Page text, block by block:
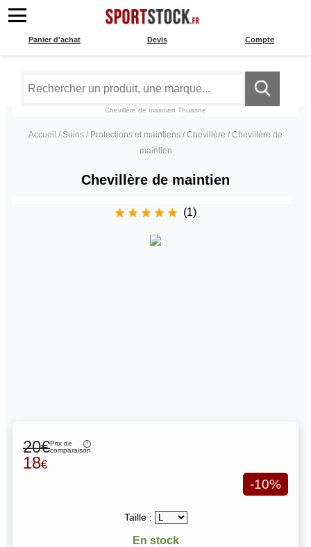
Compte
Devis
Panier d'achat
Chevillère de maintien Thuasne
Accueil / Soins / Protections et maintiens / Chevillère / Chevillère de
maintien
Chevillère de maintien
(1)
20€Prix de
comparaison
18€
-10%
Taille :
En stock